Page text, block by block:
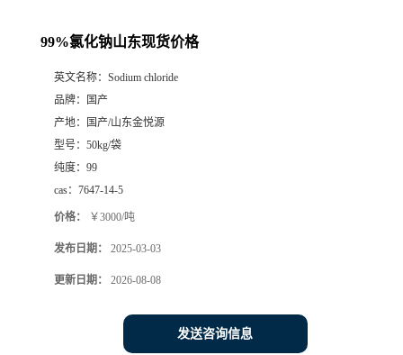
99%氯化钠山东现货价格
英文名称： Sodium chloride
品牌：
国产
产地：
国产/山东金悦源
型号： 50kg/袋
纯度： 99
cas： 7647-14-5
价格： ￥3000/吨
发布日期： 2025-03-03
更新日期： 2026-08-08
发送咨询信息